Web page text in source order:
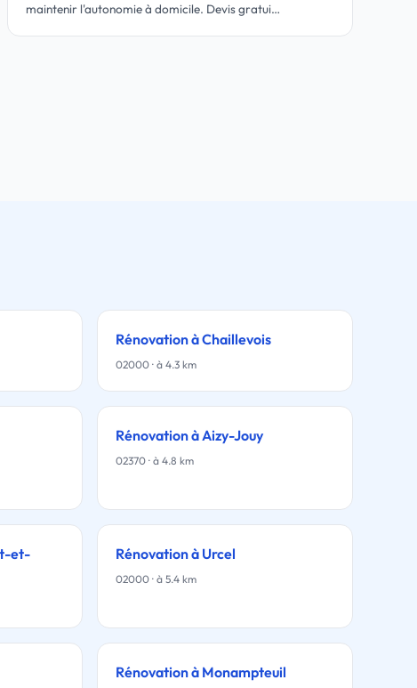
maintenir l'autonomie à domicile. Devis gratui…
Rénovation à Chaillevois
02000 · à 4.3 km
Rénovation à Aizy-Jouy
02370 · à 4.8 km
et-
Rénovation à Urcel
02000 · à 5.4 km
Rénovation à Monampteuil